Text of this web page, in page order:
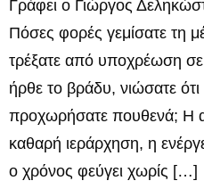
Γράφει ο Γιώργος
Πόσες φορές γεμίσατε τη
τρέξατε από υποχρέωση
ήρθε το βράδυ, νιώσατε
προχωρήσατε πουθενά; Η
καθαρή ιεράρχηση, η
ο χρόνος φεύγει χωρίς […]